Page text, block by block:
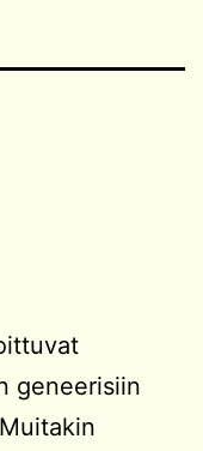
geneerisiin